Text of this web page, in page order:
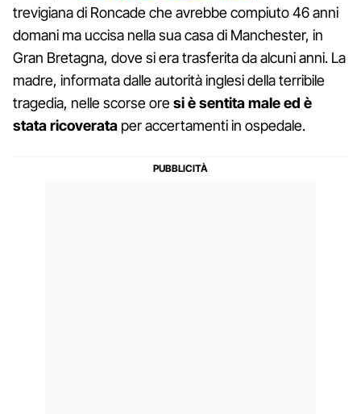
trevigiana di Roncade che avrebbe compiuto 46 anni
domani ma uccisa nella sua casa di Manchester, in
Gran Bretagna, dove si era trasferita da alcuni anni. La
madre, informata dalle autorità inglesi della terribile
tragedia, nelle scorse oresi è sentita male ed è
stata ricoverata per accertamenti in ospedale.